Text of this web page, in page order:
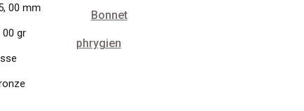
00 mm
00 gr
Bonnet
phrygien